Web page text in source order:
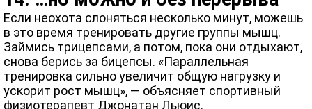
Если неохота слоняться несколько минут, можешь
в это время тренировать другие группы мышц.
Займись трицепсами, а потом, пока они отдыхают,
снова берись за бицепсы. «Параллельная
тренировка сильно увеличит общую нагрузку и
ускорит рост мышц», — объясняет спортивный
физиотерапевт Джонатан Льюис.